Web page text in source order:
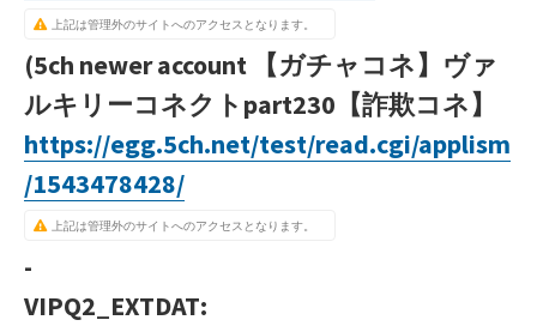
上記は管理外のサイトへのアクセスとなります。
(5ch newer account
【ガチャコネ】ヴァ
ルキリーコネクトpart230【詐欺コネ】
https://egg.5ch.net/test/read.cgi/applism
/1543478428/
上記は管理外のサイトへのアクセスとなります。
-
VIPQ2_EXTDAT: